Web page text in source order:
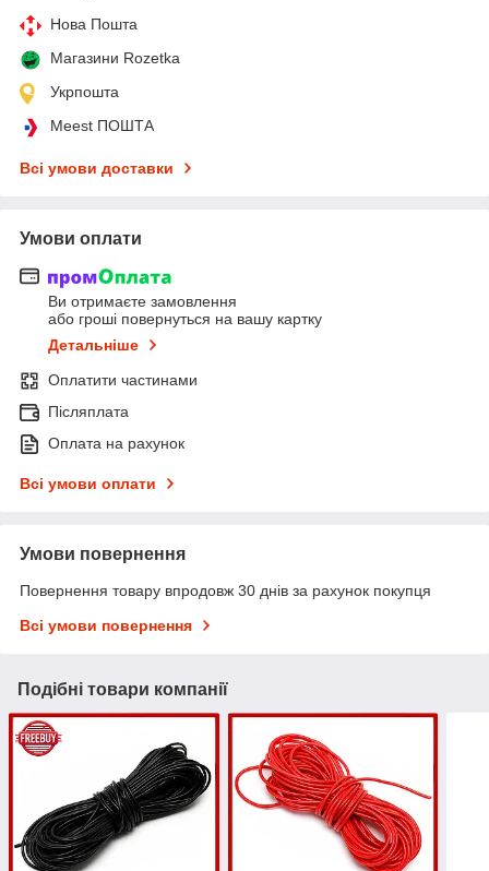
Нова Пошта
Магазини Rozetka
Укрпошта
Meest ПОШТА
Всі умови доставки
Умови оплати
Ви отримаєте замовлення
або гроші повернуться на вашу картку
Детальніше
Оплатити частинами
Післяплата
Оплата на рахунок
Всі умови оплати
Умови повернення
Повернення товару впродовж 30 днів за рахунок покупця
Всі умови повернення
Подібні товари компанії